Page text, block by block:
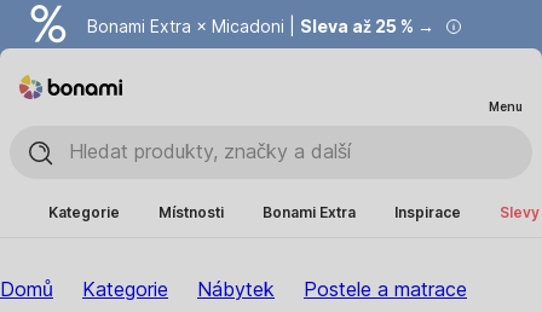
Bonami Extra × Micadoni | Sleva až 25 % →
Summer Sale | Ušetřete až 40 % →
Menu
Kategorie Místnosti Bonami Extra Inspirace
Domů Kategorie Nábytek Postele a matrace